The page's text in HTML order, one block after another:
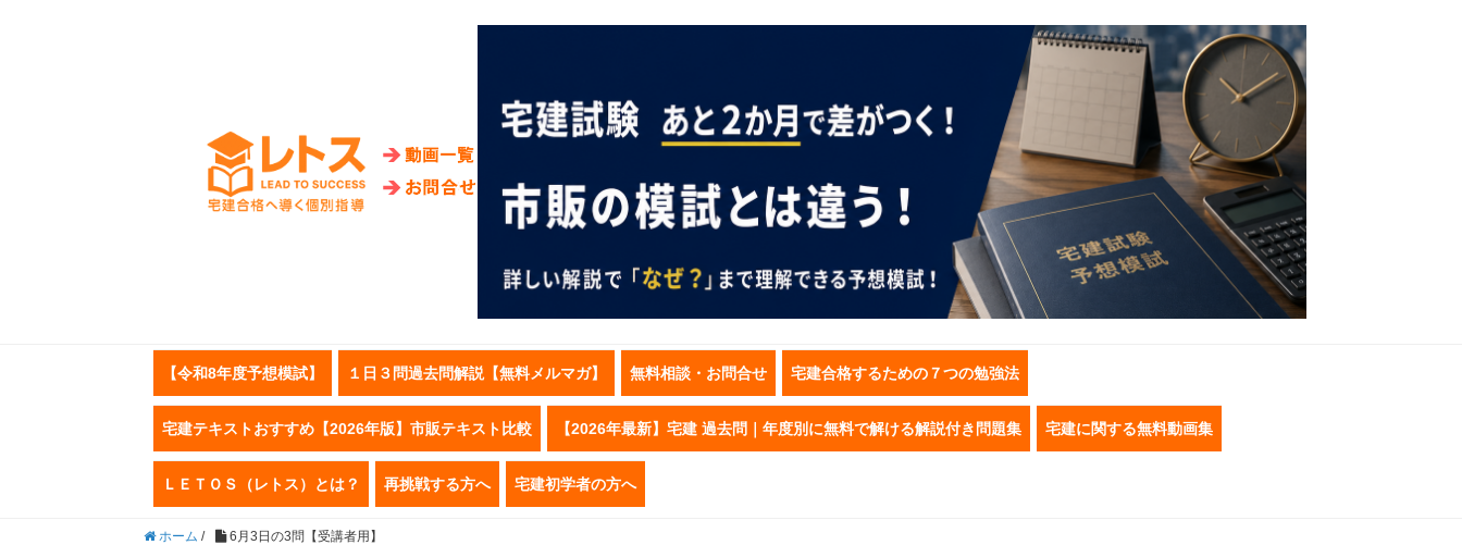
【令和8年度予想模試】 １日３問過去問解説【無料メルマガ】 無料相談・お問合せ 宅建合格するための７つの勉強法
宅建テキストおすすめ【2026年版】市販テキスト比較 【2026年最新】宅建 過去問｜年度別に無料で解ける解説付き問題集 宅建に関する無料動画集
ＬＥＴＯＳ（レトス）とは？ 再挑戦する方へ 宅建初学者の方へ
ホーム / 6月3日の3問【受講者用】